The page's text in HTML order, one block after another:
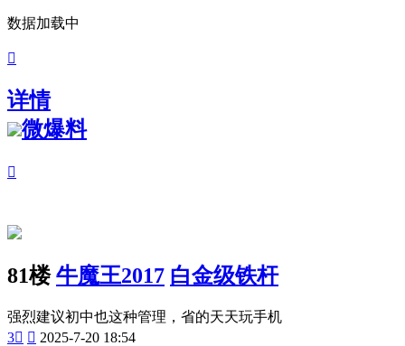
数据加载中

详情
微爆料

81楼 牛魔王2017 白金级铁杆
强烈建议初中也这种管理，省的天天玩手机
3  2025-7-20 18:54